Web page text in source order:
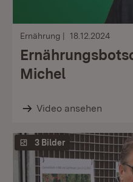
Ernährung 18.12.2024
Michel
Video ansehen
3 Bilder